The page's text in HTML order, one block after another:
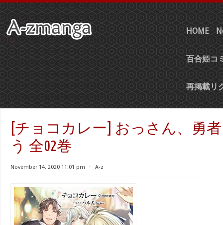
HOME
百合姫コ
再掲載リ
[チョコカレー] おっさん、勇
う 全02巻
November 14, 2020 11:01 pm ⋅ A-z